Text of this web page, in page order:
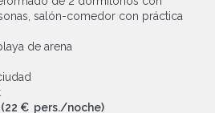
salón-comedor con práctica
de arena
(22 € pers./noche)